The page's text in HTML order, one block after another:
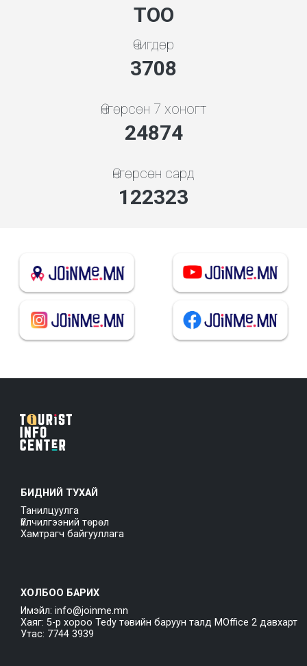
ТОО
Өчигдөр
4136
Өнгөрсөн 7 хоногт
27744
Өнгөрсөн сард
136437
БИДНИЙ ТУХАЙ
Танилцуулга
Үйлчилгээний төрөл
Хамтрагч байгууллага
ХОЛБОО БАРИХ
Имэйл: info@joinme.mn
Хаяг: 5-р хороо Tedy төвийн баруун талд MOffice 2 давхарт
Утас: 7744 3939